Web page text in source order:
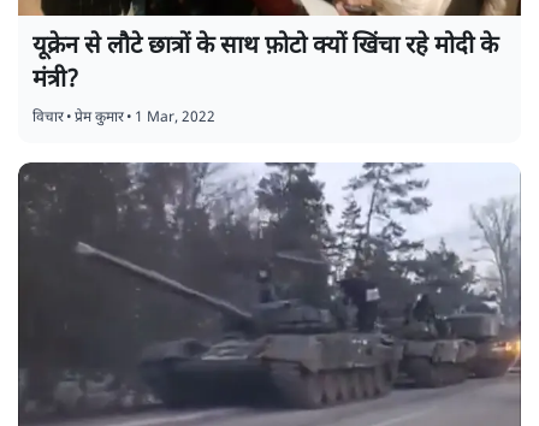
यूक्रेन से लौटे छात्रों के साथ फ़ोटो क्यों खिंचा रहे मोदी के
मंत्री?
विचार•प्रेम कुमार• 1 Mar, 2022